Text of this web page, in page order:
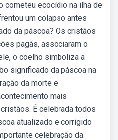
cometeu ecocídio na ilha de
um colapso antes
da páscoa? Os cristãos
pagãs, associaram o
o coelho simboliza a
significado da páscoa na
da morte e
mais
É celebrada todos
atualizado e corrigido
celebração da